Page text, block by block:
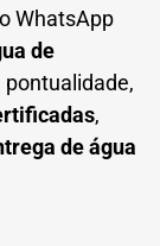
WhatsApp
de
,
de água